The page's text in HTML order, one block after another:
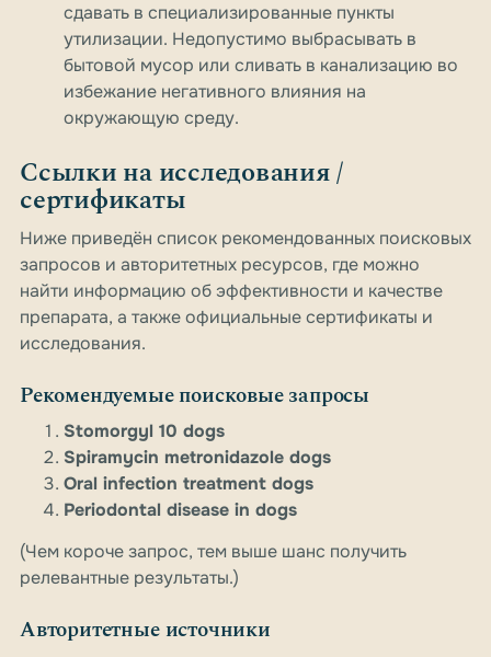
сдавать в специализированные пункты
утилизации. Недопустимо выбрасывать в
бытовой мусор или сливать в канализацию во
избежание негативного влияния на
окружающую среду.
Ссылки на исследования /
сертификаты
Ниже приведён список рекомендованных поисковых
запросов и авторитетных ресурсов, где можно
найти информацию об эффективности и качестве
препарата, а также официальные сертификаты и
исследования.
Рекомендуемые поисковые запросы
Stomorgyl 10 dogs
Spiramycin metronidazole dogs
Oral infection treatment dogs
Periodontal disease in dogs
(Чем короче запрос, тем выше шанс получить
релевантные результаты.)
Авторитетные источники